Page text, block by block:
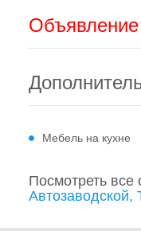
Объявление
Мебель на кухне
Посмотреть
Автозаводской,